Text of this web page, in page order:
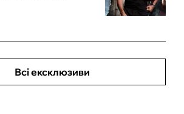
Всі ексклюзиви